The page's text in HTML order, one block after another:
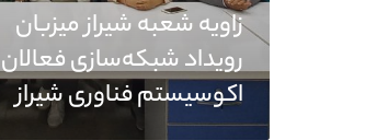
زاویه شعبه شیراز میزبان
رویداد شبکه‌سازی فعالان
اکوسیستم فناوری شیراز